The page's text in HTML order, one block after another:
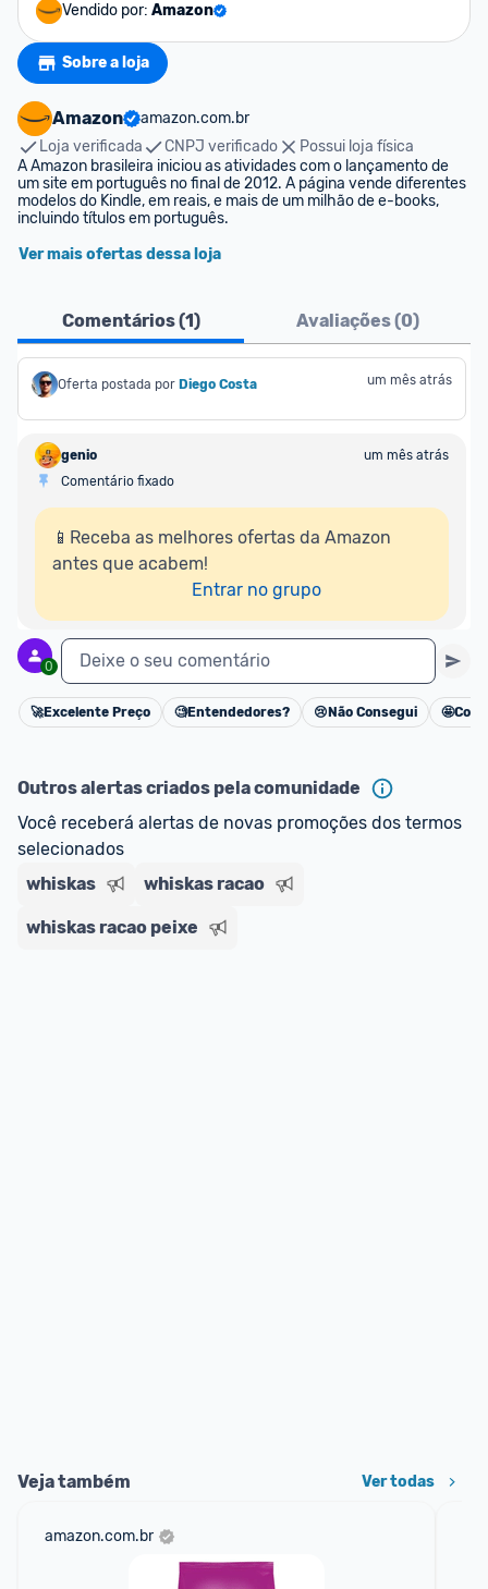
Vendido por: Amazon
Sobre a loja
Amazon
amazon.com.br
Loja verificada
CNPJ verificado
Possui loja física
A Amazon brasileira iniciou as atividades com o lançamento de
um site em português no final de 2012. A página vende diferentes
modelos do Kindle, em reais, e mais de um milhão de e-books,
incluindo títulos em português.
Ver mais ofertas dessa loja
Comentários (1) Avaliações (0)
Oferta postada por Diego Costa um mês atrás
genio
um mês atrás
Comentário fixado
📱Receba as melhores ofertas da Amazon
antes que acabem!
Entrar no grupo
0 Deixe o seu comentário
Cancelar
🚀Excelente Preço 🧐Entendedores? 😢 Não Consegui 🤩
Outros alertas criados pela comunidade
Você receberá alertas de novas promoções dos termos
selecionados
whiskas
whiskas racao
whiskas racao peixe
Veja também Ver todas
amazon.com.br